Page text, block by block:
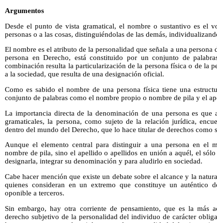
Argumentos
Desde el punto de vista gramatical, el nombre o sustantivo es el
personas o a las cosas, distinguiéndolas de las demás,
El nombre es el atributo de la personalidad que señala a una
persona en Derecho, está constituido por un conjunto de
combinación resulta la particularización de la persona física o de la
a la sociedad, que resulta de una designación oficial.
Como es sabido el nombre de una persona física tiene una
conjunto de palabras como el nombre propio o nombre de pila y el
La importancia directa de la denominación de una persona es que
gramaticales, la persona, como sujeto de la relación jurídica,
dentro del mundo del Derecho, que lo hace titular de derechos como
Aunque el elemento central para distinguir a una persona en el
nombre de pila, sino el apellido o apellidos en unión a aquél, el
designarla, integrar su denominación y para aludirlo en sociedad.
Cabe hacer mención que existe un debate sobre el alcance y la
quienes consideran en un extremo que constituye un auténtico
oponible a terceros.
Sin embargo, hay otra corriente de pensamiento, que es la más
derecho subjetivo de la personalidad del individuo de carácter